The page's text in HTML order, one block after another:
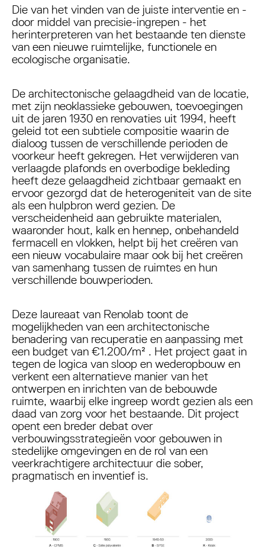
Die van het vinden van de juiste interventie en -
door middel van precisie-ingrepen - het
herinterpreteren van het bestaande ten dienste
van een nieuwe ruimtelijke, functionele en
ecologische organisatie.
De architectonische gelaagdheid van de locatie,
met zijn neoklassieke gebouwen, toevoegingen
uit de jaren 1930 en renovaties uit 1994, heeft
geleid tot een subtiele compositie waarin de
dialoog tussen de verschillende perioden de
voorkeur heeft gekregen. Het verwijderen van
verlaagde plafonds en overbodige bekleding
heeft deze gelaagdheid zichtbaar gemaakt en
ervoor gezorgd dat de heterogeniteit van de site
als een hulpbron werd gezien. De
verscheidenheid aan gebruikte materialen,
waaronder hout, kalk en hennep, onbehandeld
fermacell en vlokken, helpt bij het creëren van
een nieuw vocabulaire maar ook bij het creëren
van samenhang tussen de ruimtes en hun
verschillende bouwperioden.
Deze laureaat van Renolab toont de
mogelijkheden van een architectonische
benadering van recuperatie en aanpassing met
een budget van €1.200/m² . Het project gaat in
tegen de logica van sloop en wederopbouw en
verkent een alternatieve manier van het
ontwerpen en inrichten van de bebouwde
ruimte, waarbij elke ingreep wordt gezien als een
daad van zorg voor het bestaande. Dit project
opent een breder debat over
verbouwingsstrategieën voor gebouwen in
stedelijke omgevingen en de rol van een
veerkrachtigere architectuur die sober,
pragmatisch en inventief is.